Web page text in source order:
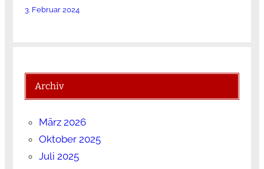
3. Februar 2024
Archiv
März 2026
Oktober 2025
Juli 2025